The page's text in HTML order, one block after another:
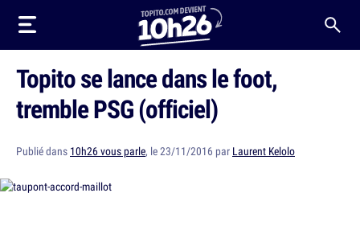
Topito se lance dans le foot,
tremble PSG (officiel)
Publié dans 10h26 vous parle, le 23/11/2016 par Laurent Kelolo